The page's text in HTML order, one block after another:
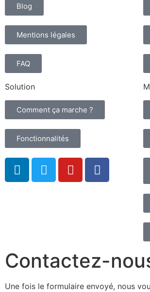
Blog
Mentions légales
FAQ
Solution
Comment ça marche ?
Fonctionnalités
Contactez-
Une fois le formulaire envoyé, nous